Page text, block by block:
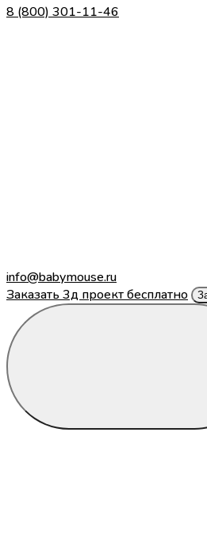
8 (800) 301-11-46
info@babymouse.ru
Заказать 3д проект бесплатно